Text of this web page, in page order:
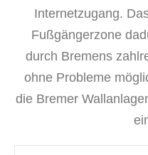
Internetzugang.
Fußgängerzone
durch Bremens
ohne Probleme
die Bremer